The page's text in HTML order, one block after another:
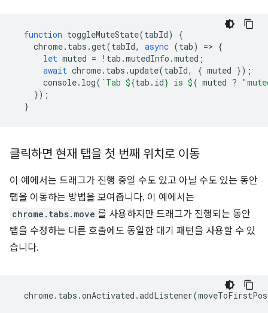
function toggleMuteState(tabId)
{
chrome. tabs .get(tabId, async (tab) => {
let muted = ! tab .mutedInfo .muted ;
await chrome. tabs .update(tabId, { muted });
console. log( `Tab ${tab . id} is ${ muted ?
});
}
클릭하면 현재 탭을 첫 번째 위치로 이동
이 예에서는 드래그가 진행 중일 수도 있고 아닐 수도 있는 동안
탭을 이동하는 방법을 보여줍니다. 이 예에서는
chrome.tabs.move 를 사용하지만 드래그가 진행되는 동안
탭을 수정하는 다른 호출에도 동일한 대기 패턴을 사용할 수 있
습니다.
chrome. tabs .onActivated .addListener(